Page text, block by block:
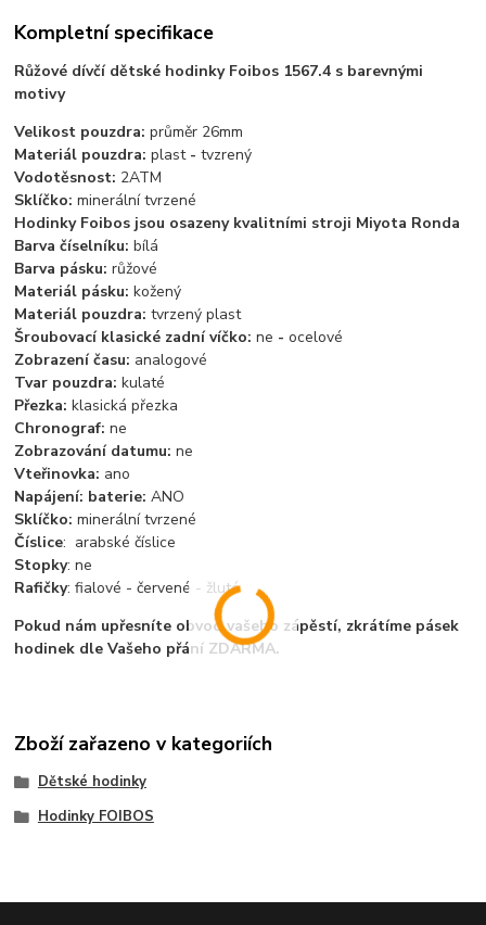
Kompletní specifikace
Růžové dívčí dětské hodinky Foibos 1567.4 s barevnými
motivy
Velikost pouzdra:průměr 26mm
Materiál pouzdra:plast-tvzrený
Vodotěsnost: 2ATM
Sklíčko:minerální tvrzené
Hodinky Foibos jsou osazeny kvalitními stroji Miyota Ronda
Barva číselníku:bílá
Barva pásku:růžové
Materiál pásku:kožený
Materiál pouzdra:tvrzený plast
Šroubovací klasické zadní víčko:ne -ocelové
Zobrazení času: analogové
Tvar pouzdra:kulaté
Přezka:klasická přezka
Chronograf:ne
Zobrazování datumu:ne
Vteřinovka: ano
Napájení: baterie:ANO
Sklíčko:minerální tvrzené
Číslice: arabské číslice
Stopky: ne
Rafičky: fialové - červené - žluté
Pokud nám upřesníte obvod vašeho zápěstí, zkrátíme pásek
hodinek dle Vašeho přání ZDARMA.
Zboží zařazeno v kategoriích
Dětské hodinky
Hodinky FOIBOS